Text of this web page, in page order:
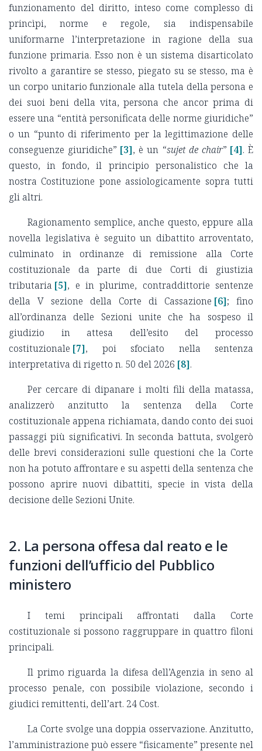
funzionamento del diritto, inteso come complesso di
princìpi, norme e regole, sia indispensabile
uniformarne l’interpretazione in ragione della sua
funzione primaria. Esso non è un sistema disarticolato
rivolto a garantire se stesso, piegato su se stesso, ma è
un corpo unitario funzionale alla tutela della persona e
dei suoi beni della vita, persona che ancor prima di
essere una “entità personificata delle norme giuridiche”
o un “punto di riferimento per la legittimazione delle
conseguenze giuridiche” [3], è un “sujet de chair” [4]. È
questo, in fondo, il principio personalistico che la
nostra Costituzione pone assiologicamente sopra tutti
gli altri.
Ragionamento semplice, anche questo, eppure alla
novella legislativa è seguito un dibattito arroventato,
culminato in ordinanze di remissione alla Corte
costituzionale da parte di due Corti di giustizia
tributaria [5], e in plurime, contraddittorie sentenze
della V sezione della Corte di Cassazione [6]; fino
all’ordinanza delle Sezioni unite che ha sospeso il
giudizio in attesa dell’esito del processo
costituzionale [7], poi sfociato nella sentenza
interpretativa di rigetto n. 50 del 2026 [8].
Per cercare di dipanare i molti fili della matassa,
analizzerò anzitutto la sentenza della Corte
costituzionale appena richiamata, dando conto dei suoi
passaggi più significativi. In seconda battuta, svolgerò
delle brevi considerazioni sulle questioni che la Corte
non ha potuto affrontare e su aspetti della sentenza che
possono aprire nuovi dibattiti, specie in vista della
decisione delle Sezioni Unite.
2. La persona offesa dal reato e le
funzioni dell’ufficio del Pubblico
ministero
I temi principali affrontati dalla Corte
costituzionale si possono raggruppare in quattro filoni
principali.
Il primo riguarda la difesa dell’Agenzia in seno al
processo penale, con possibile violazione, secondo i
giudici remittenti, dell’art. 24 Cost.
La Corte svolge una doppia osservazione. Anzitutto,
l’amministrazione può essere “fisicamente” presente nel